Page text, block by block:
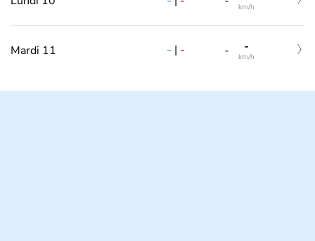
km/h
Mardi 11 - | - - -
km/h